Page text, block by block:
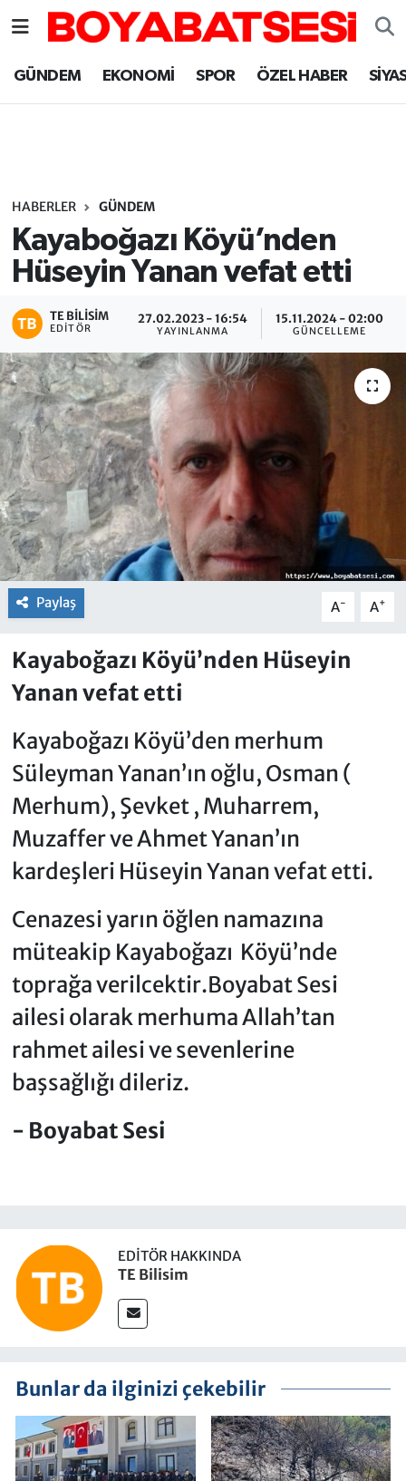
GÜNDEM EKONOMİ SPOR ÖZEL HABER
HABERLER GÜNDEM
Kayaboğazı Köyü’nden
Hüseyin Yanan vefat etti
TE BILISIM
EDITÖR
27.02.2023 - 16:54
YAYINLANMA
15.11.2024 - 02:00
GÜNCELLEME
Paylaş A- A+
Kayaboğazı Köyü’nden Hüseyin
Yanan vefat etti
Kayaboğazı Köyü’den merhum
Süleyman Yanan’ın oğlu, Osman (
Merhum), Şevket , Muharrem,
Muzaffer ve Ahmet Yanan’ın
kardeşleri Hüseyin Yanan vefat etti.
Cenazesi yarın öğlen namazına
müteakip Kayaboğazı Köyü’nde
toprağa verilcektir.Boyabat Sesi
ailesi olarak merhuma Allah’tan
rahmet ailesi ve sevenlerine
başsağlığı dileriz.
- Boyabat Sesi
EDITÖR HAKKINDA
TE Bilisim
Bunlar da ilginizi çekebilir
Sinop Nöbetçi Eczaneler
Sinop Trafik Yoğunluk Haritası
Süper Lig Puan Durumu ve Fikstür
Haber Arşivi